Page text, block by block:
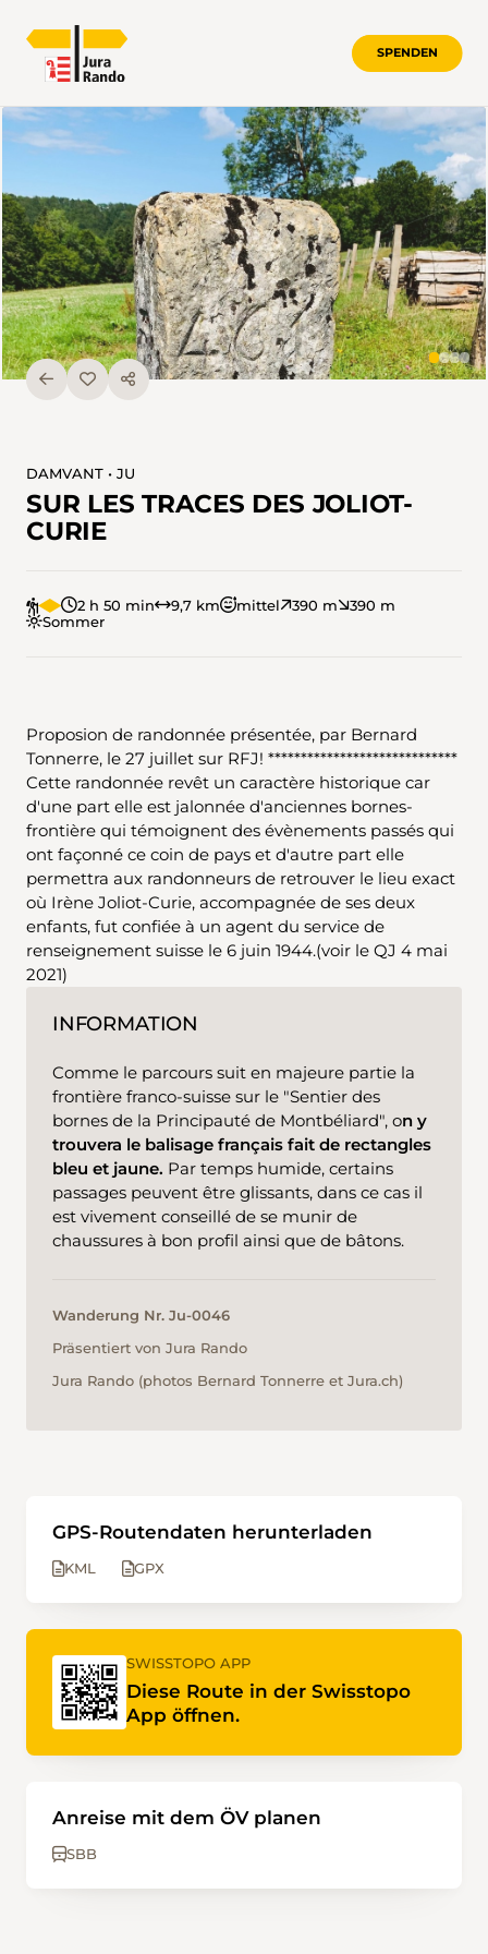
SPENDEN
DAMVANT • JU
SUR LES TRACES DES JOLIOT-
CURIE
2 h 50 min 9,7 km mittel 390 m
390 m
Sommer
Proposion de randonnée présentée, par Bernard
Tonnerre, le 27 juillet sur RFJ! *****************************
Cette randonnée revêt un caractère historique car
d'une part elle est jalonnée d'anciennes bornes-
frontière qui témoignent des évènements passés qui
ont façonné ce coin de pays et d'autre part elle
permettra aux randonneurs de retrouver le lieu exact
où Irène Joliot-Curie, accompagnée de ses deux
enfants, fut confiée à un agent du service de
renseignement suisse le 6 juin 1944.(voir le QJ 4 mai
2021)
INFORMATION
Comme le parcours suit en majeure partie la
frontière franco-suisse sur le "Sentier des
bornes de la Principauté de Montbéliard", on y
trouvera le balisage français fait de rectangles
bleu et jaune. Par temps humide, certains
passages peuvent être glissants, dans ce cas il
est vivement conseillé de se munir de
chaussures à bon profil ainsi que de bâtons.
Wanderung Nr. Ju-0046
Präsentiert von Jura Rando
Jura Rando (photos Bernard Tonnerre et Jura.ch)
GPS-Routendaten herunterladen
KML GPX
SWISSTOPO APP
Diese Route in der Swisstopo
App öffnen.
Anreise mit dem ÖV planen
SBB